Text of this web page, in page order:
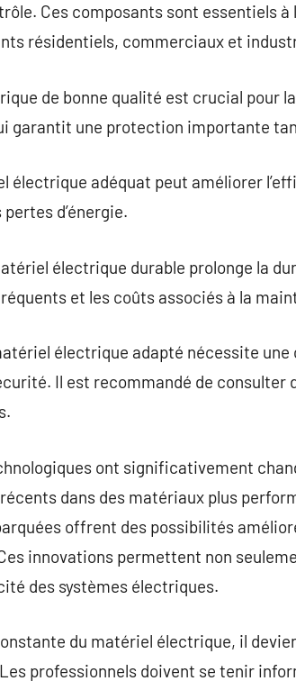
Ces composants sont essentiels
résidentiels, commerciaux et
de bonne qualité est crucial pour
garantit une protection importante
électrique adéquat peut améliorer
d’énergie.
électrique durable prolonge la
et les coûts associés à la
électrique adapté nécessite
Il est recommandé de
ont significativement
dans des matériaux plus
offrent des possibilités
innovations permettent non
des systèmes électriques.
du matériel électrique, il
professionnels doivent se tenir